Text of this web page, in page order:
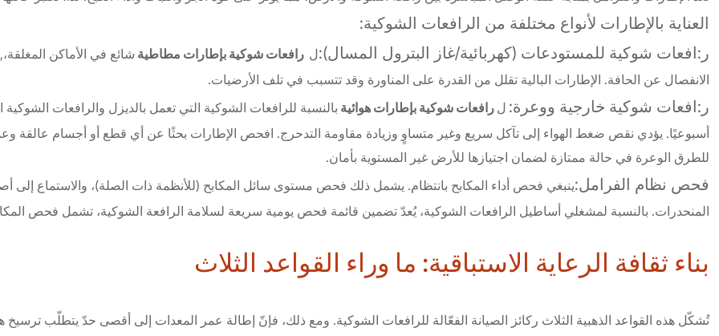
العناية بالإطارات لأنواع مختلفة من الرافعات الشوكية:
ر:افعات شوكية للمستودعات (كهربائية/غاز البترول المسال):ل رافعات شوكية بإطارات مطاطية شائع في الأماكن
الانفصال عن الحافة. الإطارات البالية تقلل من القدرة على المناورة وقد تتسبب في تلف الأرضيات.
ر:افعات شوكية خارجية ووعرة: لرافعات شوكية بإطارات هوائية بالنسبة للرافعات الشوكية التي تعمل بالديزل والرافعات
أسبوعيًا. يؤدي نقص ضغط الهواء إلى تآكل سريع وغير متساوٍ وزيادة مقاومة التدحرج. افحص الإطارات بحثًا عن أي قطع أو أجسام
للطرق الوعرة في حالة ممتازة لضمان اجتيازها للأرض غير المستوية بأمان.
فحص نظام الفرامل:ينبغي فحص أداء المكابح بانتظام. يشمل ذلك فحص مستوى سائل المكابح (للأنظمة ذات الصلة)، والاستماع إلى
المنحدرات. بالنسبة لمشغلي أساطيل الرافعات الشوكية، يُعدّ تضمين قائمة فحص يومية سريعة لسلامة الرافعة الشوكية، تشمل فحص
بناء ثقافة الرعاية الاستباقية: ما وراء القواعد الثلاث
تُشكّل هذه القواعد الذهبية الثلاث ركائز الصيانة الفعّالة للرافعات الشوكية. ومع ذلك، فإنّ إطالة عمر المعدات إلى أقصى حدّ يتطلّب ترسيخ